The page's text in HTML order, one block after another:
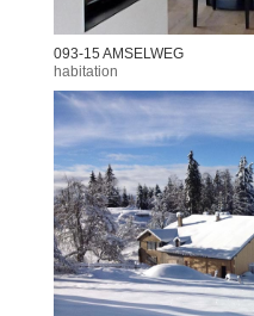
093-15 AMSELWEG
habitation